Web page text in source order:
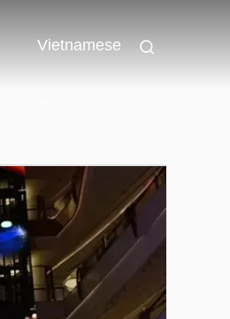
Vietnamese